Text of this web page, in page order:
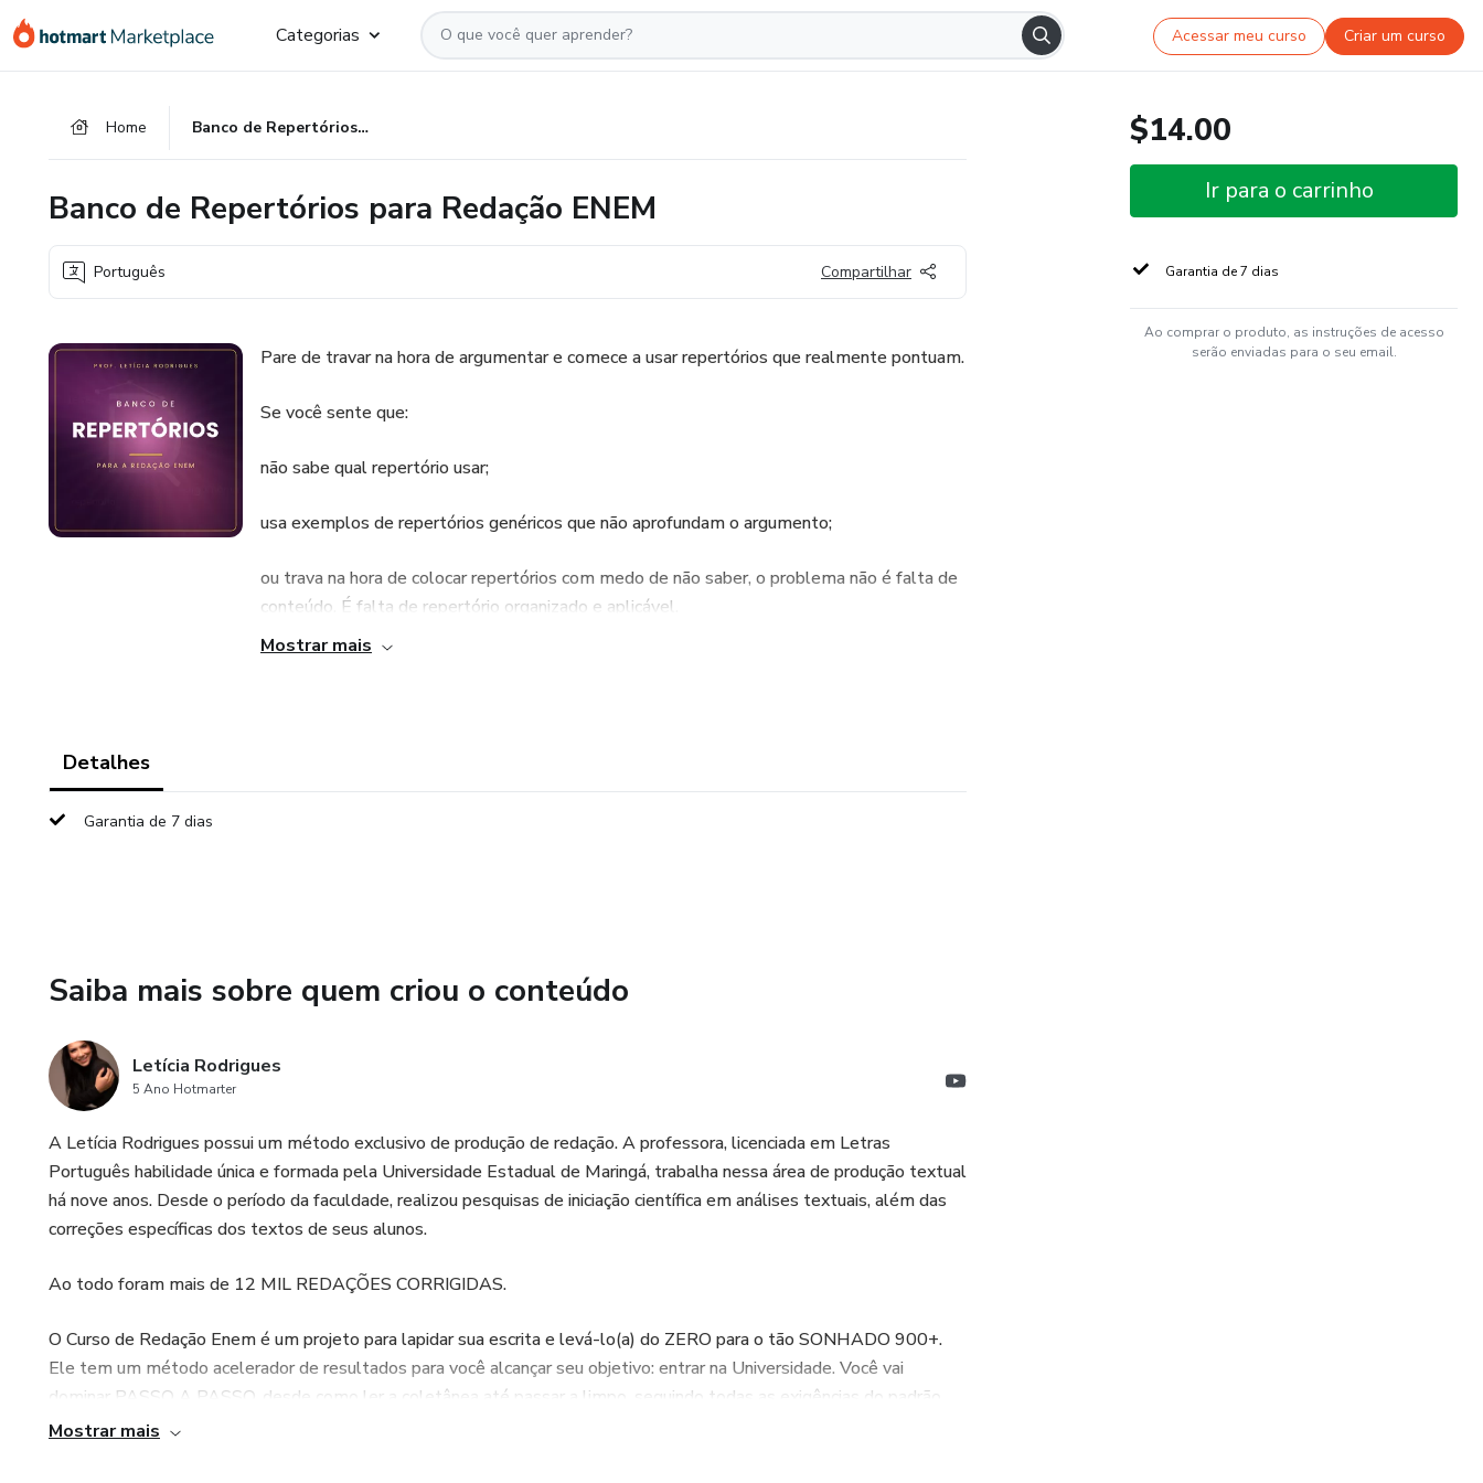
para
para
para
Categorias Acessar meu curso Criar um curso
Home Banco de Repertórios para Redação ENEM
Banco de Repertórios para Redação ENEM
Português Compartilhar
Pare de travar na hora de argumentar e comece a usar repertórios que realmente pontuam.
Se você sente que:
não sabe qual repertório usar;
usa exemplos de repertórios genéricos que não aprofundam o argumento;
ou trava na hora de colocar repertórios com medo de não saber, o problema não é falta de
conteúdo. É falta de repertório organizado e aplicável.
Por que este material é diferente?
ferramenta de argumentação.
Enquanto muitos alunos apenas citam informações, você aprende a:
conectar repertório ao tema
fortalecer sua tese
desenvolver argumentos mais consistentes
mostrar domínio real do conteúdo
Mostrar mais
Detalhes
Garantia de 7 dias
Saiba mais sobre quem criou o conteúdo
Letícia Rodrigues
5 Ano Hotmarter
A Letícia Rodrigues possui um método exclusivo de produção de redação. A professora, licenciada em Letras
Português habilidade única e formada pela Universidade Estadual de Maringá, trabalha nessa área de produção textual
há nove anos. Desde o período da faculdade, realizou pesquisas de iniciação científica em análises textuais, além das
correções específicas dos textos de seus alunos.
Ao todo foram mais de 12 MIL REDAÇÕES CORRIGIDAS.
O Curso de Redação Enem é um projeto para lapidar sua escrita e levá-lo(a) do ZERO para o tão SONHADO 900+.
Ele tem um método acelerador de resultados para você alcançar seu objetivo: entrar na Universidade. Você vai
dominar PASSO A PASSO, desde como ler a coletânea até passar a limpo, seguindo todas as exigências do padrão
900+ e assim você conseguir desenvolver a sua melhor redação. Além disso, a técnica utilizada pela professora
Mostrar mais
$14.00
Ir para o carrinho
Garantia de 7 dias
Ao comprar o produto, as instruções de acesso
serão enviadas para o seu email.